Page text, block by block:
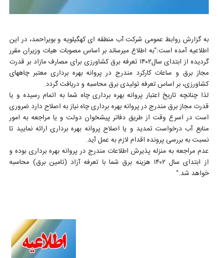
به گزارش روابط عمومی شرکت آب منطقه ای کهگیلویه و بویراحمد، در این
اطلاعیه آمده است:"به اطلاع میرساند بر اساس مصوبات هیات وزیران مقرر
گردیده از ابتدای سال۱۴۰۲ تعرفه برق کشاورزی برای مصارف مازاد بر قدرت
مجاز برق و ساعات کارکرد مندرج در پروانه بهره برداری معتبر چاههای
کشاورزی، بر اساس تعرفه تولیدی برق محاسبه و دریافت گردد.
لذا چنانچه تاریخ اعتبار پروانه بهره برداری چاه شما به اتمام رسیده و یا
قدرت مجاز برق مندرج در پروانه بهره برداری چاه نیاز به اصلاح دارد ضروری
است در اسرع وقت از طریق دفاتر پیشخوان دولت و یا مراجعه به امور
منابع آب درخواست تمدید و یا اصلاح پروانه بهره برداری ارائه نمایید تا
نسبت به بررسی پرونده اقدام لازم به عمل آید.
عدم مراجعه به منزله پذیرش اطلاعات مندرج در پروانه بهره برداری بوده و
از ابتدای سال ۱۴۰۲ هزینه برق شما با تعرفه آزاد (تامین برق) محاسبه
خواهد شد."